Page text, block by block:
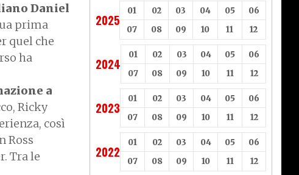
Daniel
prima
quel che
ha
a
Ricky
così
Ross
Tra le
2025
01 02 03 04 05
06
07
08 09 10 11 12
2024
01 02 03 04 05
06
07
08 09 10 11 12
2023
01 02 03 04 05
06
07
08 09 10 11 12
2022
01 02 03 04 05
06
07
08 09 10 11 12